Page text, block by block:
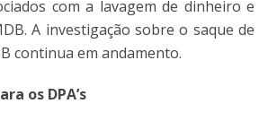
com a lavagem de dinheiro e
A investigação sobre o saque de
continua em andamento.
os DPA’s